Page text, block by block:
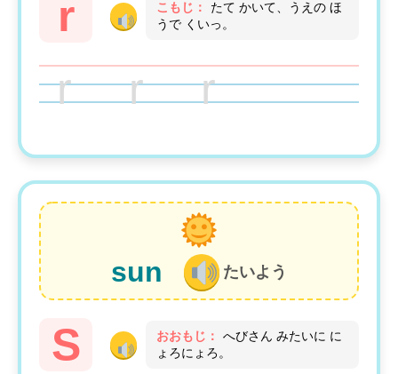
r こもじ：
たて かいて、うえの ほ
うで くいっ。
r r r
sun たいよう
S おおもじ：
へびさん みたいに に
ょろにょろ。